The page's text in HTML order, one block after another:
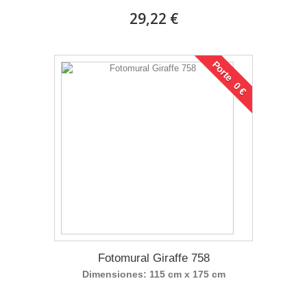
29,22 €
Porte 0 €
Fotomural Giraffe 758
Dimensiones: 115 cm x 175 cm